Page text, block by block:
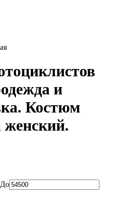
и
Костюм
женский.
До